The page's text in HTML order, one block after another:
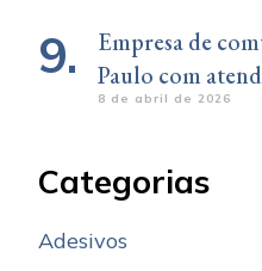
Empresa de
Paulo com
8 de abril de 2026
Categorias
Adesivos